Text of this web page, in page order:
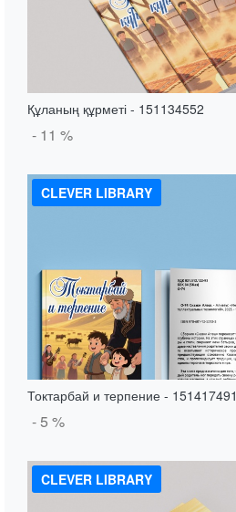
Құланың құрметі - 151134552
- 11 %
CLEVER LIBRARY
Токтарбай и терпение - 151417491
- 5 %
CLEVER LIBRARY